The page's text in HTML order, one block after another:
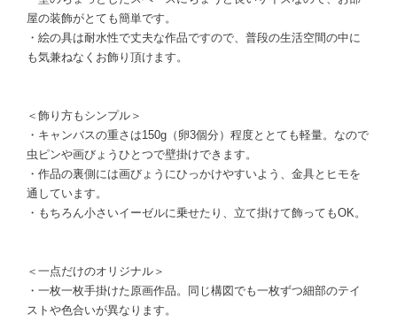
屋の装飾がとても簡単です。
・絵の具は耐水性で丈夫な作品ですので、普段の生活空間の中に
も気兼ねなくお飾り頂けます。
＜飾り方もシンプル＞
・キャンバスの重さは150g（卵3個分）程度ととても軽量。なので
虫ピンや画びょうひとつで壁掛けできます。
・作品の裏側には画びょうにひっかけやすいよう、金具とヒモを
通しています。
・もちろん小さいイーゼルに乗せたり、立て掛けて飾ってもOK。
＜一点だけのオリジナル＞
・一枚一枚手掛けた原画作品。同じ構図でも一枚ずつ細部のテイ
ストや色合いが異なります。